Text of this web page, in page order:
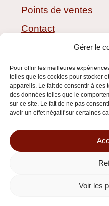
Gérer le
Pour offrir les meilleures
telles que les cookies pour stocker
appareils. Le fait de consentir à ces
des données telles que le
sur ce site. Le fait de ne pas
avoir un effet négatif sur certaines
Voir les
Points de ventes
Contact